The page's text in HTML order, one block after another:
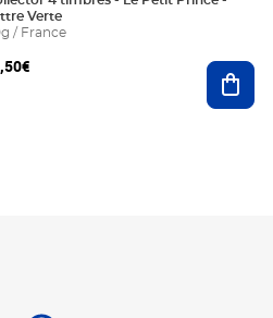
panier
Verte
/ France
,50€